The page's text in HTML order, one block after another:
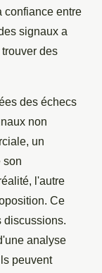
confiance entre
signaux a
des
des échecs
non
un
son
l'autre
Ce
discussions.
analyse
peuvent